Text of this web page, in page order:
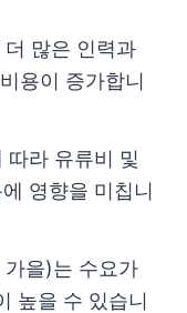
많은 인력과
용이 증가합니
따라 유류비 및
영향을 미칩니
을)는 수요가
높을 수 있습니